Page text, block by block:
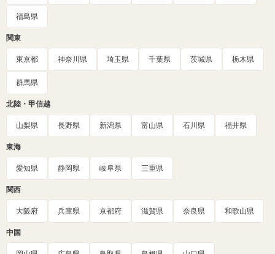
福島県
関東
東京都 神奈川県 埼玉県 千葉県 茨城県 栃木県
群馬県
北陸・甲信越
山梨県 長野県 新潟県 富山県 石川県 福井県
東海
愛知県 静岡県 岐阜県 三重県
関西
大阪府 兵庫県 京都府 滋賀県 奈良県 和歌山県
中国